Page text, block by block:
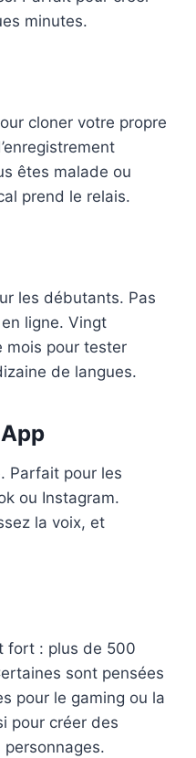
minutes.
cloner votre propre
êtes malade ou
prend le relais.
les débutants. Pas
ligne. Vingt
mois pour tester
de langues.
Parfait pour les
ou Instagram.
la voix, et
fort : plus de 500
sont pensées
pour le gaming ou la
pour créer des